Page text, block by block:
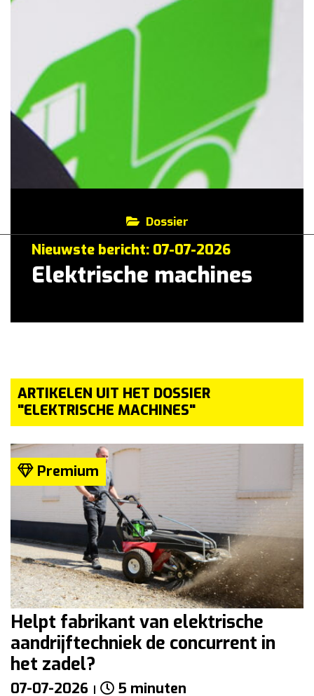
Dossier
Nieuwste bericht: 07-07-2026
Elektrische machines
ARTIKELEN UIT HET DOSSIER
"ELEKTRISCHE MACHINES"
Premium
Helpt fabrikant van elektrische
aandrijftechniek de concurrent in
het zadel?
07-07-2026 5 minuten